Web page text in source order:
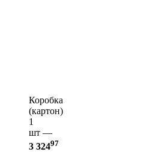
Коробка
(картон)
1
шт —
3 32497